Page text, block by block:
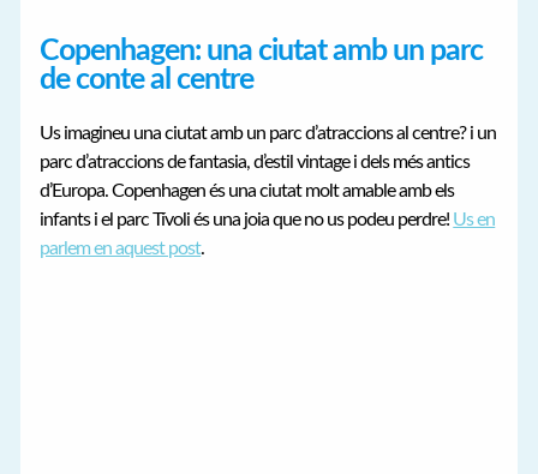
Copenhagen: una ciutat amb un parc
de conte al centre
Us imagineu una ciutat amb un parc d’atraccions al centre? i un
parc d’atraccions de fantasia, d’estil vintage i dels més antics
d’Europa. Copenhagen és una ciutat molt amable amb els
infants i el parc Tívoli és una joia que no us podeu perdre! Us en
parlem en aquest post.